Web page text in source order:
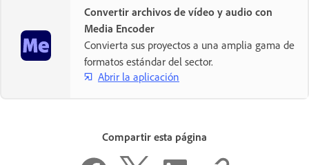
Convertir archivos de vídeo y audio con
Media Encoder
Convierta sus proyectos a una amplia gama de
formatos estándar del sector.
Abrir la aplicación
Compartir esta página